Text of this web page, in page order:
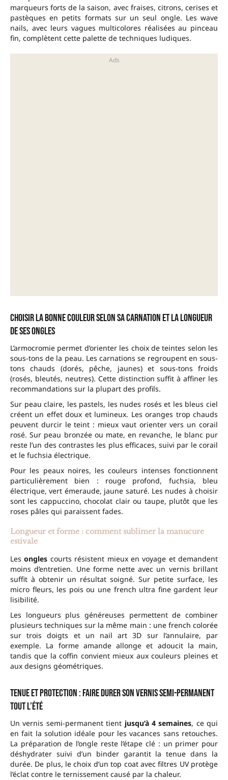
marqueurs forts de la saison, avec fraises, citrons, cerises et
pastèques en petits formats sur un seul ongle. Les wave
nails, avec leurs vagues multicolores réalisées au pinceau
fin, complètent cette palette de techniques ludiques.
Choisir la bonne couleur selon sa carnation et la longueur
de ses ongles
L’armocromie permet d’orienter les choix de teintes selon les
sous-tons de la peau. Les carnations se regroupent en sous-
tons chauds (dorés, pêche, jaunes) et sous-tons froids
(rosés, bleutés, neutres). Cette distinction suffit à affiner les
recommandations sur la plupart des profils.
Sur peau claire, les pastels, les nudes rosés et les bleus ciel
créent un effet doux et lumineux. Les oranges trop chauds
peuvent durcir le teint : mieux vaut orienter vers un corail
rosé. Sur peau bronzée ou mate, en revanche, le blanc pur
reste l’un des contrastes les plus efficaces, suivi par le corail
et le fuchsia électrique.
Pour les peaux noires, les couleurs intenses fonctionnent
particulièrement bien : rouge profond, fuchsia, bleu
électrique, vert émeraude, jaune saturé. Les nudes à choisir
sont les cappuccino, chocolat clair ou taupe, plutôt que les
roses pâles qui paraissent fades.
Longueur et forme : comment sublimer la manucure
estivale
Lesongles courts résistent mieux en voyage et demandent
moins d’entretien. Une forme nette avec un vernis brillant
suffit à obtenir un résultat soigné. Sur petite surface, les
micro fleurs, les pois ou une french ultra fine gardent leur
lisibilité.
Les longueurs plus généreuses permettent de combiner
plusieurs techniques sur la même main : une french colorée
sur trois doigts et un nail art 3D sur l’annulaire, par
exemple. La forme amande allonge et adoucit la main,
tandis que la coffin convient mieux aux couleurs pleines et
aux designs géométriques.
Tenue et protection : faire durer son vernis semi-permanent
tout l’été
Un vernis semi-permanent tient jusqu’à 4 semaines, ce qui
en fait la solution idéale pour les vacances sans retouches.
La préparation de l’ongle reste l’étape clé : un primer pour
déshydrater suivi d’un binder garantit la tenue dans la
durée. De plus, le choix d’un top coat avec filtres UV protège
l’éclat contre le ternissement causé par la chaleur.